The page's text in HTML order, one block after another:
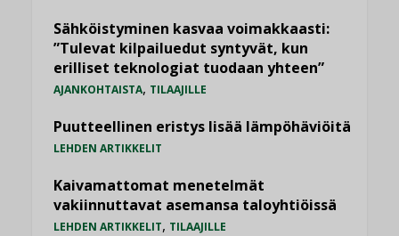
Sähköistyminen kasvaa voimakkaasti:
”Tulevat kilpailuedut syntyvät, kun
erilliset teknologiat tuodaan yhteen”
AJANKOHTAISTA, TILAAJILLE
Puutteellinen eristys lisää lämpöhäviöitä
LEHDEN ARTIKKELIT
Kaivamattomat menetelmät
vakiinnuttavat asemansa taloyhtiöissä
LEHDEN ARTIKKELIT, TILAAJILLE